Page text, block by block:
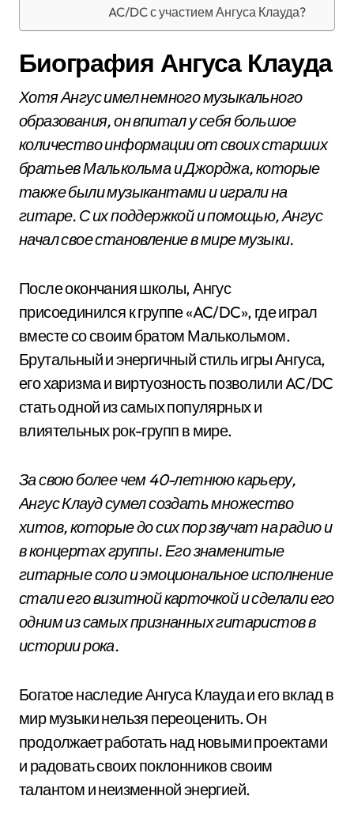
AC/DC с участием Ангуса Клауда?
Биография Ангуса Клауда
Хотя Ангус имел немного музыкального
образования, он впитал у себя большое
количество информации от своих старших
братьев Малькольма и Джорджа, которые
также были музыкантами и играли на
гитаре. С их поддержкой и помощью, Ангус
начал свое становление в мире музыки.
После окончания школы, Ангус
присоединился к группе «AC/DC», где играл
вместе со своим братом Малькольмом.
Брутальный и энергичный стиль игры Ангуса,
его харизма и виртуозность позволили AC/DC
стать одной из самых популярных и
влиятельных рок-групп в мире.
За свою более чем 40-летнюю карьеру,
Ангус Клауд сумел создать множество
хитов, которые до сих пор звучат на радио и
в концертах группы. Его знаменитые
гитарные соло и эмоциональное исполнение
стали его визитной карточкой и сделали его
одним из самых признанных гитаристов в
истории рока.
Богатое наследие Ангуса Клауда и его вклад в
мир музыки нельзя переоценить. Он
продолжает работать над новыми проектами
и радовать своих поклонников своим
талантом и неизменной энергией.